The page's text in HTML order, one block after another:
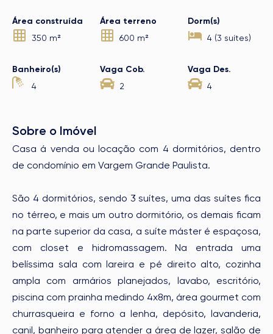
Área construída
350 m²
Área terreno
600 m²
Dorm(s)
4 (3 suítes)
Banheiro(s)
4
Vaga Cob.
2
Vaga Des.
4
Sobre o Imóvel
Casa á venda ou locação com 4 dormitórios, dentro
de condomínio em Vargem Grande Paulista.
São 4 dormitórios, sendo 3 suítes, uma das suítes fica
no térreo, e mais um outro dormitório, os demais ficam
na parte superior da casa, a suíte máster é espaçosa,
com closet e hidromassagem. Na entrada uma
belíssima sala com lareira e pé direito alto, cozinha
ampla com armários planejados, lavabo, escritório,
piscina com prainha medindo 4x8m, área gourmet com
churrasqueira e forno a lenha, depósito, lavanderia,
canil, banheiro para atender a área de lazer, salão de